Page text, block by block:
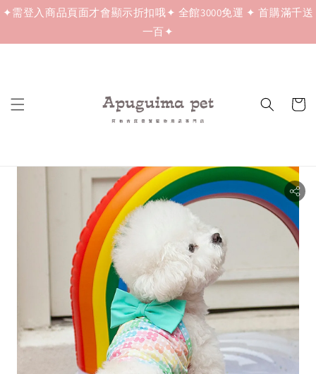
✦需登入商品頁面才會顯示折扣哦✦ 全館3000免運 ✦ 首購滿千送
一百✦